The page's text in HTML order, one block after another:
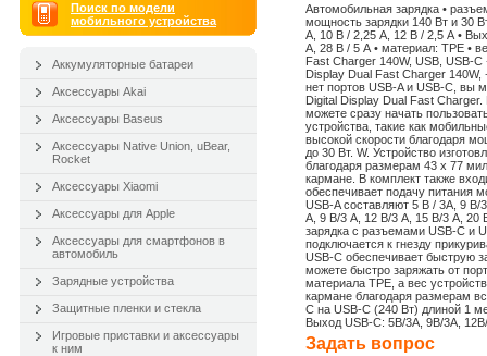
Поиск по модели
мобильного устройства
Аккумуляторные батареи
Аксессуары Akai
Аксессуары Baseus
Аксессуары Native Union, uBear,
Rocket
Аксессуары Xiaomi
Аксессуары для Apple
Аксессуары для смартфонов в
автомобиль
Зарядные устройства
Защитные пленки и стекла
Игровые приставки и аксессуары
к ним
Автомобильная зарядка •
мощность зарядки 140 Вт и 30
А, 10 В / 2,25 А, 12 В / 2,5 А •
А, 28 В / 5 А • материал: TPE •
Fast Charger 140W, USB, USB-
Display Dual Fast Charger
нет портов USB-A и USB-C, вы
Digital Display Dual Fast Charger.
можете сразу начать
устройства, такие как
высокой скорости благодаря
до 30 Вт. W. Устройство
благодаря размерам 43 x 77
кармане. В комплект также
обеспечивает подачу питания
USB-A составляют 5 В / 3А, 9
А, 9 В/3 А, 12 В/3 А, 15 В/3 А, 20
зарядка с разъемами USB-C и
подключается к гнезду
USB-C обеспечивает быструю
можете быстро заряжать от
материала TPE, а вес
кармане благодаря размерам
C на USB-C (240 Вт) длиной 1
Выход USB-C: 5В/3А, 9В/3А,
Задать вопроc